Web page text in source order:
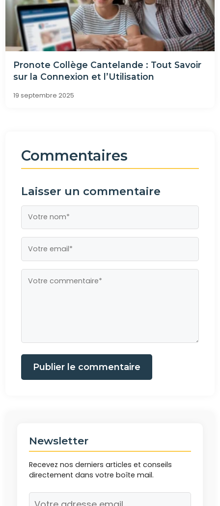
Pronote Collège Cantelande : Tout Savoir
sur la Connexion et l’Utilisation
19 septembre 2025
Commentaires
Laisser un commentaire
Publier le commentaire
Newsletter
Recevez nos derniers articles et conseils
directement dans votre boîte mail.